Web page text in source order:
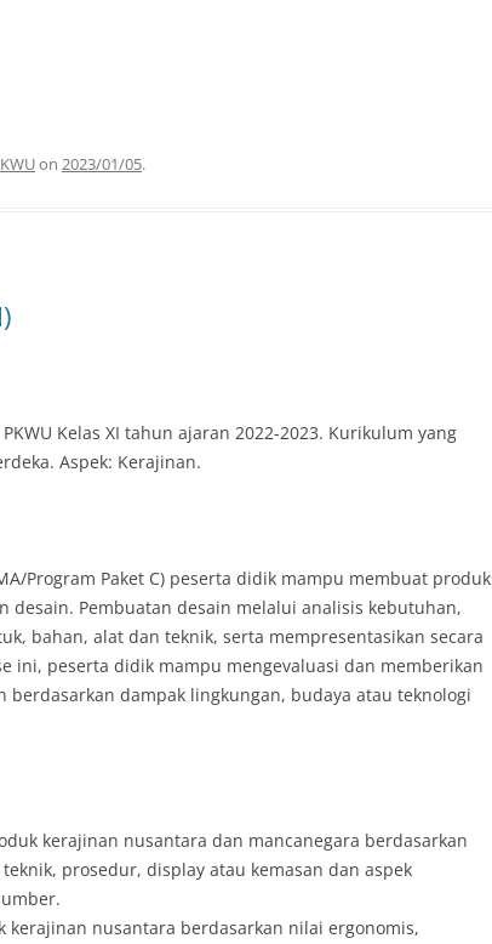
on 2023/01/05.
Kelas XI tahun ajaran 2022-2023. Kurikulum yang
Aspek: Kerajinan.
Program Paket C) peserta didik mampu membuat produk
desain. Pembuatan desain melalui analisis kebutuhan,
bahan, alat dan teknik, serta mempresentasikan secara
ini, peserta didik mampu mengevaluasi dan memberikan
dampak lingkungan, budaya atau teknologi
kerajinan nusantara dan mancanegara berdasarkan
prosedur, display atau kemasan dan aspek
kerajinan nusantara berdasarkan nilai ergonomis,